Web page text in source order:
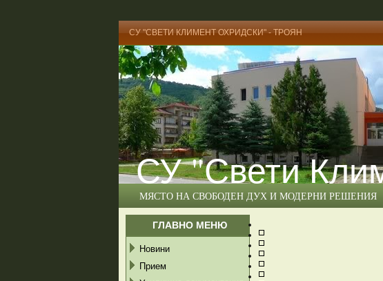
СУ "СВЕТИ КЛИМЕНТ ОХРИДСКИ" - ТРОЯН
СУ "Свети
МЯСТО НА СВОБОДЕН ДУХ И МОДЕРНИ РЕШЕНИЯ
ГЛАВНО МЕНЮ
Новини
Прием